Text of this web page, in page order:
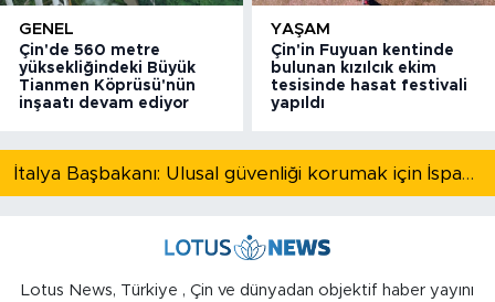
GENEL
Çin'de 560 metre
yüksekliğindeki Büyük
Tianmen Köprüsü'nün
inşaatı devam ediyor
YAŞAM
Çin'in Fuyuan kentinde
bulunan kızılcık ekim
tesisinde hasat festivali
yapıldı
İtalya Başbakanı: Ulusal güvenliği korumak için İspanya ile Schengen kapsamındaki serbest dolaşımı askıya alıyoruz
Lotus News, Türkiye , Çin ve dünyadan objektif haber yayını